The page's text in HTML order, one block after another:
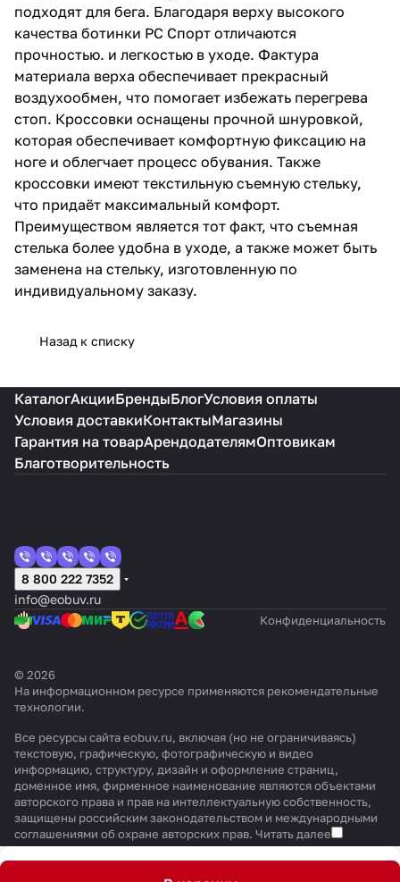
подходят для бега. Благодаря верху высокого
качества ботинки РС Спорт отличаются
прочностью. и легкостью в уходе. Фактура
материала верха обеспечивает прекрасный
воздухообмен, что помогает избежать перегрева
стоп. Кроссовки оснащены прочной шнуровкой,
которая обеспечивает комфортную фиксацию на
ноге и облегчает процесс обувания. Также
кроссовки имеют текстильную съемную стельку,
что придаёт максимальный комфорт.
Преимуществом является тот факт, что съемная
стелька более удобна в уходе, а также может быть
заменена на стельку, изготовленную по
индивидуальному заказу.
Назад к списку
КаталогАкцииБрендыБлогУсловия оплаты
Условия доставкиКонтактыМагазины
Гарантия на товарАрендодателямОптовикам
Благотворительность
8 800 222 7352
info@eobuv.ru
Конфиденциальность
© 2026
На информационном ресурсе применяются рекомендательные
технологии.
Все ресурсы сайта eobuv.ru, включая (но не ограничиваясь)
текстовую, графическую, фотографическую и видео
информацию, структуру, дизайн и оформление страниц,
доменное имя, фирменное наименование являются объектами
авторского права и прав на интеллектуальную собственность,
защищены российским законодательством и международными
соглашениями об охране авторских прав. Читать далее